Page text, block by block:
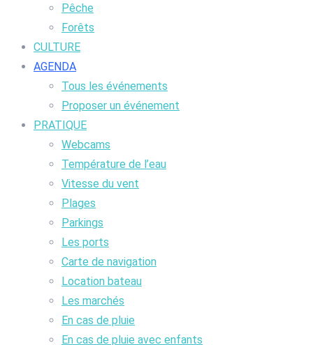
Pêche
Forêts
CULTURE
AGENDA
Tous les événements
Proposer un événement
PRATIQUE
Webcams
Température de l’eau
Vitesse du vent
Plages
Parkings
Les ports
Carte de navigation
Location bateau
Les marchés
En cas de pluie
En cas de pluie avec enfants